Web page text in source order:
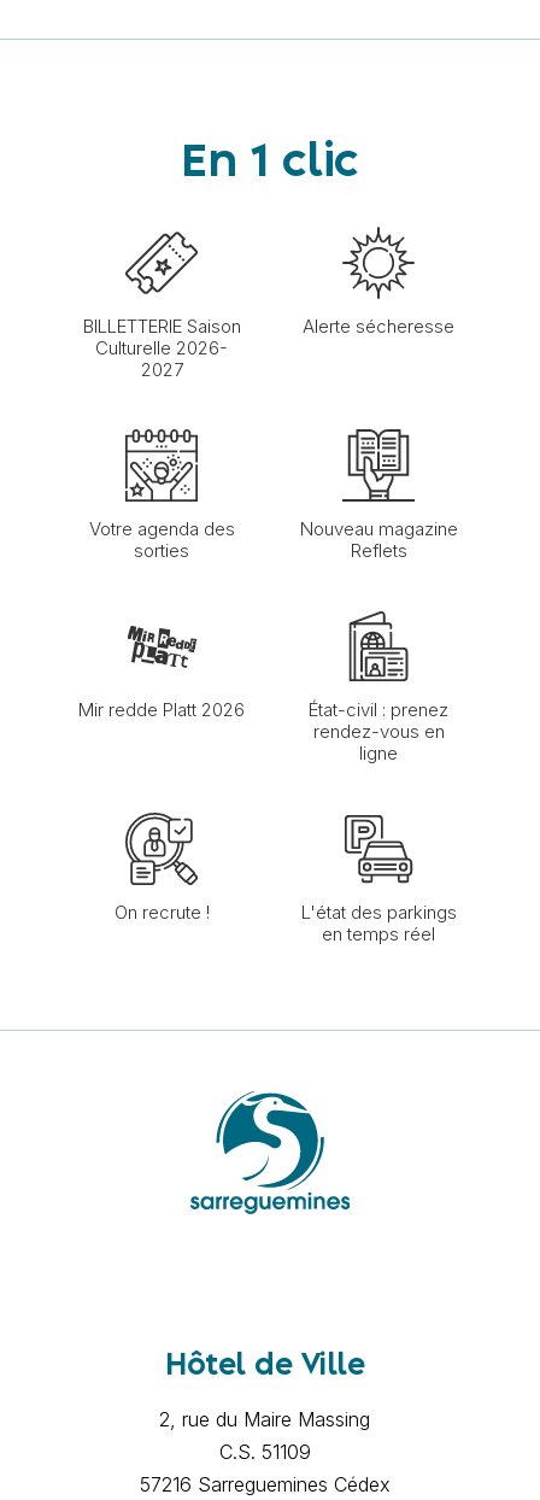
En 1 clic
BILLETTERIE Saison
Culturelle 2026-
2027
Alerte sécheresse
Votre agenda des
sorties
Nouveau magazine
Reflets
Mir redde Platt 2026
État-civil : prenez
rendez-vous en
ligne
On recrute !
L'état des parkings
en temps réel
Hôtel de Ville
2, rue du Maire Massing
C.S. 51109
57216 Sarreguemines Cédex